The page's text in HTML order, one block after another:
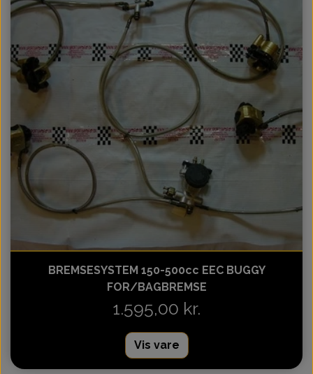
BREMSESYSTEM 150-500cc EEC BUGGY
FOR/BAGBREMSE
1.595,00 kr.
Vis vare